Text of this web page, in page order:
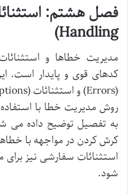
Handling)
مدیریت خطاها و
کدهای قوی و پایدار است.
روش مدیریت خطا با
به تفصیل توضیح داده می
کرش کردن در مواجهه با
استثنائات سفارشی نیز
شود.